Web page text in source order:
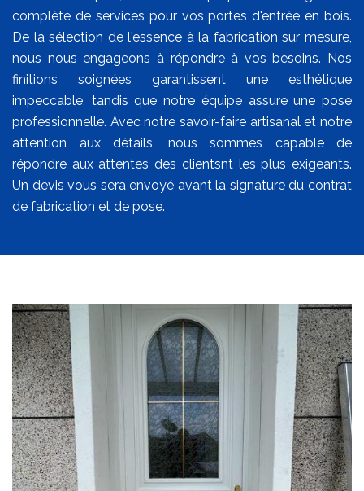
complète de services pour vos portes d'entrée en bois.
De la sélection de l'essence à la fabrication sur mesure,
nous nous engageons à répondre à vos besoins. Nos
finitions soignées garantissent une esthétique
impeccable, tandis que notre équipe assure une pose
professionnelle. Avec notre savoir-faire artisanal et notre
attention aux détails, nous sommes capable de
répondre aux attentes des clientsnt les plus exigeants.
Un devis vous sera envoyé avant la signature du contrat
de fabrication et de pose.